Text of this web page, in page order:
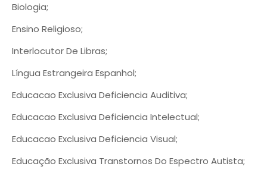
Biologia;
Ensino Religioso;
Interlocutor De Libras;
Língua Estrangeira Espanhol;
Educacao Exclusiva Deficiencia Auditiva;
Educacao Exclusiva Deficiencia Intelectual;
Educacao Exclusiva Deficiencia Visual;
Educação Exclusiva Transtornos Do Espectro Autista;